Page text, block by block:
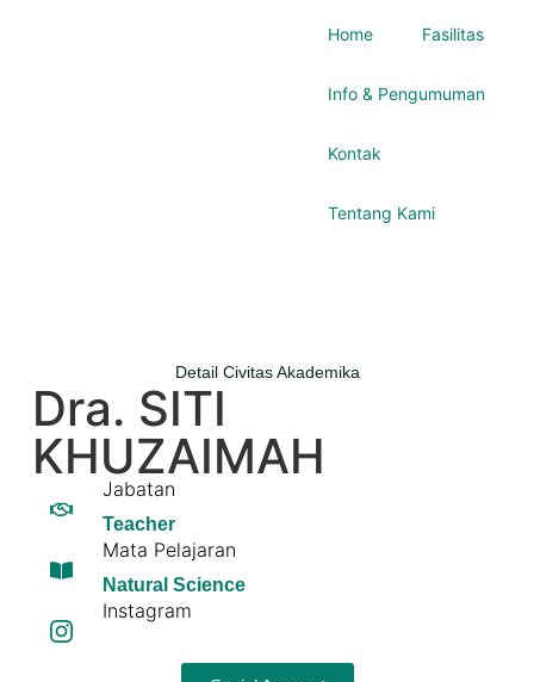
Home Fasilitas
Info & Pengumuman
Kontak
Tentang Kami
Detail Civitas Akademika
Dra. SITI
KHUZAIMAH
Jabatan
Teacher
Mata Pelajaran
Natural Science
Instagram